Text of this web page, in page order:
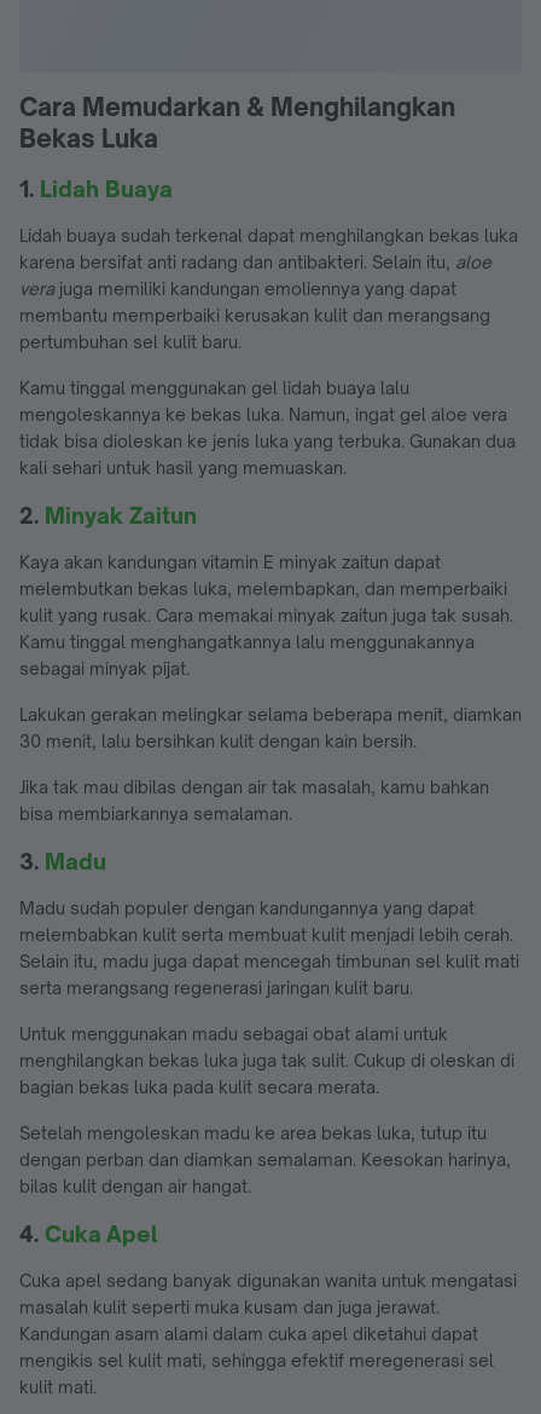
Cara Memudarkan & Menghilangkan
Bekas Luka
1. Lidah Buaya
Lidah buaya sudah terkenal dapat menghilangkan bekas luka
karena bersifat anti radang dan antibakteri. Selain itu, aloe
verajuga memiliki kandungan emoliennya yang dapat
membantu memperbaiki kerusakan kulit dan merangsang
pertumbuhan sel kulit baru.
Kamu tinggal menggunakan gel lidah buaya lalu
mengoleskannya ke bekas luka. Namun, ingat gel aloe vera
tidak bisa dioleskan ke jenis luka yang terbuka. Gunakan dua
kali sehari untuk hasil yang memuaskan.
2. Minyak Zaitun
Kaya akan kandungan vitamin E minyak zaitun dapat
melembutkan bekas luka, melembapkan, dan memperbaiki
kulit yang rusak. Cara memakai minyak zaitun juga tak susah.
Kamu tinggal menghangatkannya lalu menggunakannya
sebagai minyak pijat.
Lakukan gerakan melingkar selama beberapa menit, diamkan
30 menit, lalu bersihkan kulit dengan kain bersih.
Jika tak mau dibilas dengan air tak masalah, kamu bahkan
bisa membiarkannya semalaman.
3. Madu
Madu sudah populer dengan kandungannya yang dapat
melembabkan kulit serta membuat kulit menjadi lebih cerah.
Selain itu, madu juga dapat mencegah timbunan sel kulit mati
serta merangsang regenerasi jaringan kulit baru.
Untuk menggunakan madu sebagai obat alami untuk
menghilangkan bekas luka juga tak sulit. Cukup di oleskan di
bagian bekas luka pada kulit secara merata.
Setelah mengoleskan madu ke area bekas luka, tutup itu
dengan perban dan diamkan semalaman. Keesokan harinya,
bilas kulit dengan air hangat.
4. Cuka Apel
Cuka apel sedang banyak digunakan wanita untuk mengatasi
masalah kulit seperti muka kusam dan juga jerawat.
Kandungan asam alami dalam cuka apel diketahui dapat
mengikis sel kulit mati, sehingga efektif meregenerasi sel
kulit mati.